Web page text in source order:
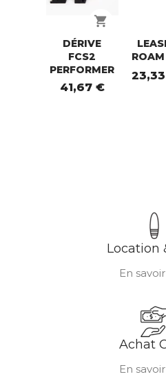
shopping_cart
DÉRIVE
FCS2
PERFORMER
41,67 €
Location
En
Achat
En